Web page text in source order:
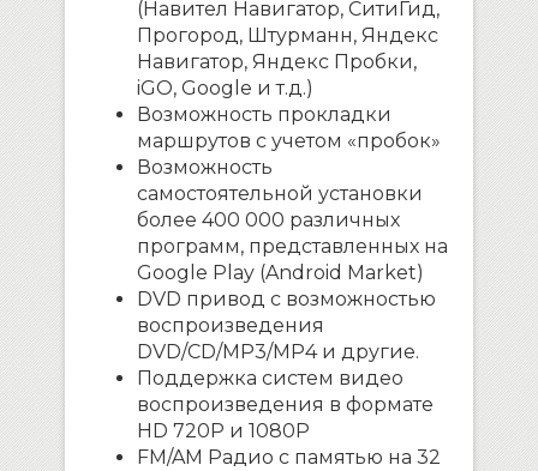
(Навител Навигатор, СитиГид,
Прогород, Штурманн, Яндекс
Навигатор, Яндекс Пробки,
iGO, Google и т.д.)
Возможность прокладки
маршрутов с учетом «пробок»
Возможность
самостоятельной установки
более 400 000 различных
программ, представленных на
Google Play (Android Market)
DVD привод с возможностью
воспроизведения
DVD/CD/MP3/MP4 и другие.
Поддержка систем видео
воспроизведения в формате
HD 720P и 1080P
FM/AM Радио с памятью на 32